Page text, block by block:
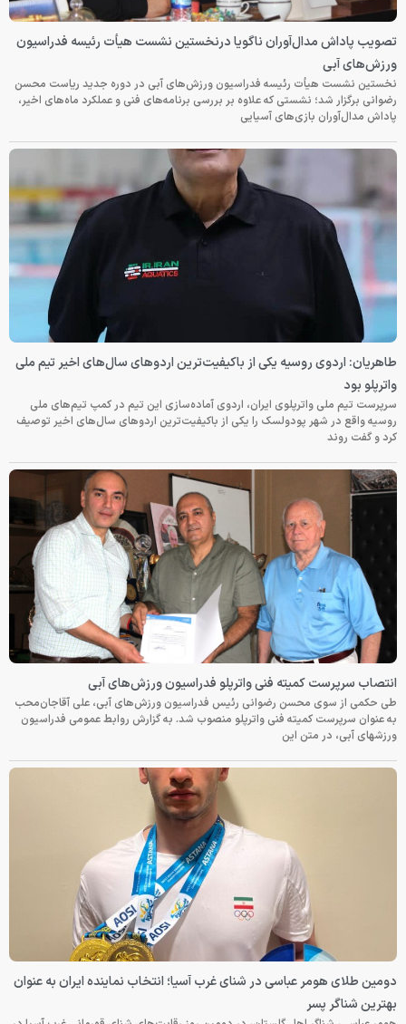
تصویب پاداش مدال‌آوران ناگویا درنخستین نشست هیأت رئیسه فدراسیون
ورزش‌های آبی
نخستین نشست هیأت رئیسه فدراسیون ورزش‌های آبی در دوره جدید ریاست محسن
رضوانی برگزار شد؛ نشستی که علاوه بر بررسی برنامه‌های فنی و عملکرد ماه‌های اخیر،
پاداش مدال‌آوران بازی‌های آسیایی
طاهریان: اردوی روسیه یکی از باکیفیت‌ترین اردوهای سال‌های اخیر تیم ملی
واترپلو بود
سرپرست تیم ملی واترپلوی ایران، اردوی آماده‌سازی این تیم در کمپ تیم‌های ملی
روسیه واقع در شهر پودولسک را یکی از باکیفیت‌ترین اردوهای سال‌های اخیر توصیف
کرد و گفت روند
انتصاب سرپرست کمیته فنی واترپلو فدراسیون ورزش‌های آبی
طی حکمی از سوی محسن رضوانی رئیس فدراسیون ورزش‌های آبی، علی آقاجان‌محب
به عنوان سرپرست کمیته فنی واترپلو منصوب شد. به گزارش روابط عمومی فدراسیون
ورزشهای آبی، در متن این
دومین طلای هومر عباسی در شنای غرب آسیا؛ انتخاب نماینده ایران به عنوان
بهترین شناگر پسر